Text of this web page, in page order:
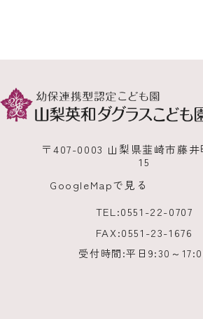
〒407-0003 山梨県韮崎市藤井
15
GoogleMapで見る
TEL:0551-22-0707
FAX:0551-23-1676
受付時間:平日9:30～